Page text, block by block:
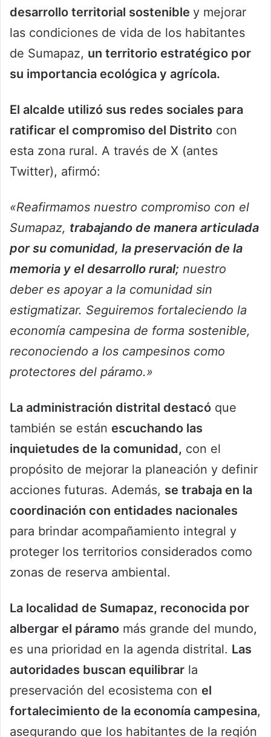
desarrollo territorial sostenible y mejorar
las condiciones de vida de los habitantes
de Sumapaz, un territorio estratégico por
su importancia ecológica y agrícola.
El alcalde utilizó sus redes sociales para
ratificar el compromiso del Distrito con
esta zona rural. A través de X (antes
Twitter), afirmó:
«Reafirmamos nuestro compromiso con el
Sumapaz, trabajando de manera articulada
por su comunidad, la preservación de la
memoria y el desarrollo rural; nuestro
deber es apoyar a la comunidad sin
estigmatizar. Seguiremos fortaleciendo la
economía campesina de forma sostenible,
reconociendo a los campesinos como
protectores del páramo.»
La administración distrital destacó que
también se están escuchando las
inquietudes de la comunidad, con el
propósito de mejorar la planeación y definir
acciones futuras. Además, se trabaja en la
coordinación con entidades nacionales
para brindar acompañamiento integral y
proteger los territorios considerados como
zonas de reserva ambiental.
La localidad de Sumapaz, reconocida por
albergar el páramo más grande del mundo,
es una prioridad en la agenda distrital. Las
autoridades buscan equilibrar la
preservación del ecosistema con el
fortalecimiento de la economía campesina,
asegurando que los habitantes de la región